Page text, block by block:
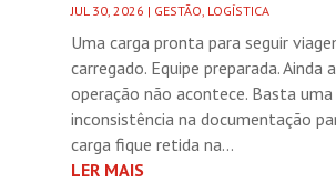
JUL 30, 2026 | GESTÃO LOGÍSTICA
Uma carga pronta para seguir
carregado. Equipe preparada. Ainda
operação não acontece. Basta uma
inconsistência na documentação
carga fique retida na...
LER MAIS